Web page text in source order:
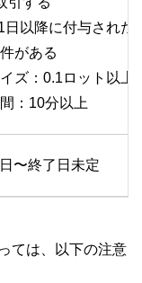
以降に付与された
がある
ズ：0.1ロット以上
：10分以上
〜終了日未定
ては、以下の注意